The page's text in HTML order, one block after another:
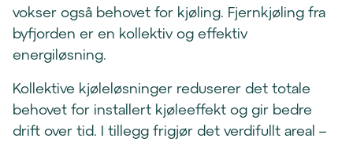
vokser også behovet for kjøling. Fjernkjøling fra
byfjorden er en kollektiv og effektiv
energiløsning.
Kollektive kjøleløsninger reduserer det totale
behovet for installert kjøleeffekt og gir bedre
drift over tid. I tillegg frigjør det verdifullt areal –